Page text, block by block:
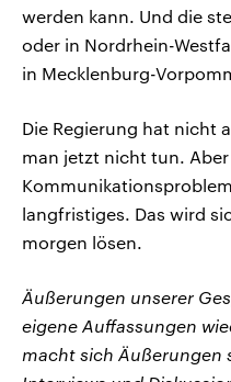
werden kann. Und die
oder in Nordrhein-
in Mecklenburg-
Die Regierung hat nicht
man jetzt nicht tun. Aber
langfristiges. Das wird
morgen lösen.
Äußerungen unserer
eigene Auffassungen
macht sich Äußerungen